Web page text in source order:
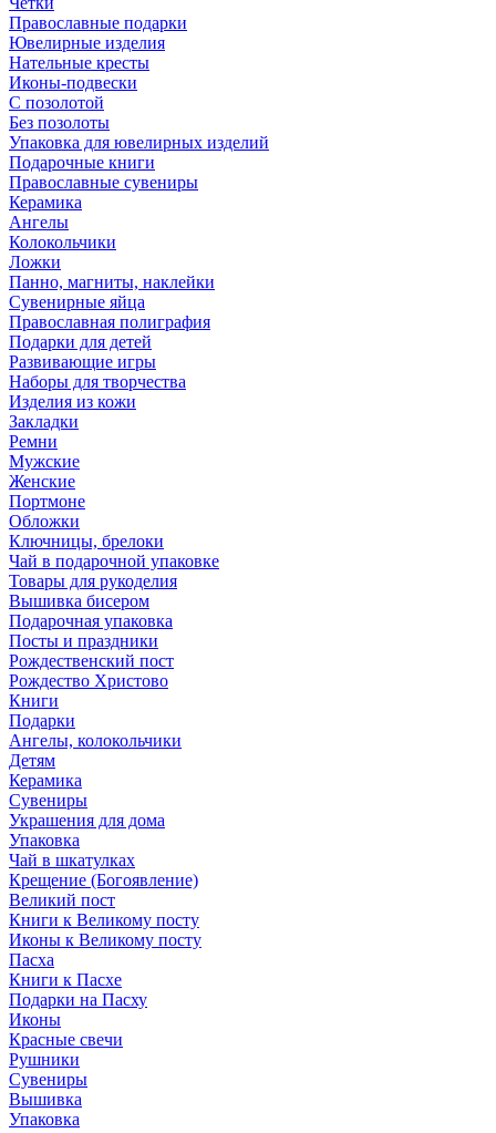
Православные подарки
Ювелирные изделия
Нательные кресты
Иконы-подвески
С позолотой
Без позолоты
Упаковка для ювелирных изделий
Подарочные книги
Православные сувениры
Керамика
Ангелы
Колокольчики
Ложки
Панно, магниты, наклейки
Сувенирные яйца
Православная полиграфия
Подарки для детей
Развивающие игры
Наборы для творчества
Изделия из кожи
Закладки
Ремни
Мужские
Женские
Портмоне
Обложки
Ключницы, брелоки
Чай в подарочной упаковке
Товары для рукоделия
Вышивка бисером
Подарочная упаковка
Посты и праздники
Рождественский пост
Рождество Христово
Книги
Подарки
Ангелы, колокольчики
Детям
Керамика
Сувениры
Украшения для дома
Упаковка
Чай в шкатулках
Крещение (Богоявление)
Великий пост
Книги к Великому посту
Иконы к Великому посту
Пасха
Книги к Пасхе
Подарки на Пасху
Иконы
Красные свечи
Рушники
Сувениры
Вышивка
Упаковка